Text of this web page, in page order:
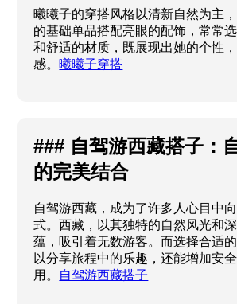
曦曦子的穿搭风格以清新自然为主
的基础单品搭配亮眼的配饰，常常
和舒适的材质，既展现出她的个性
感。 曦曦子穿搭
### 自驾游西藏搭子：
的完美结合
自驾游西藏，成为了许多人心目中
式。西藏，以其独特的自然风光和
蕴，吸引着无数游客。而选择合适
以分享旅程中的乐趣，还能增加安
用。 自驾游西藏搭子